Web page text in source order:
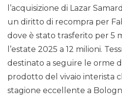
l’acquisizione di Lazar
un diritto di recompra per
dove è stato trasferito per 5
l’estate 2025 a 12 milioni.
destinato a seguire le orme
prodotto del vivaio interista
stagione eccellente a